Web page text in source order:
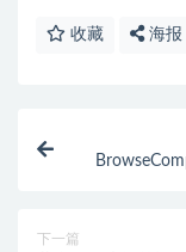
收藏 海报
下一篇